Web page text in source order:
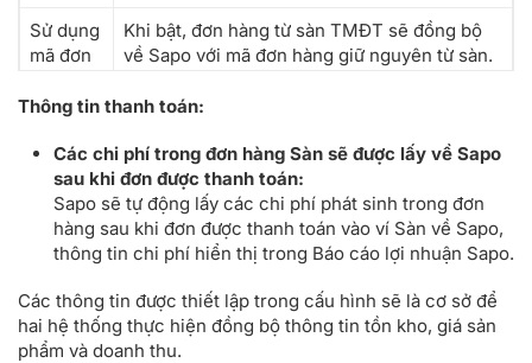
Sử dụng
mã đơn
Khi bật, đơn hàng từ sàn TMĐT sẽ đồng bộ
về Sapo với mã đơn hàng giữ nguyên từ sàn.
xác
nhận
hoàn
hàng
nhận đã hoàn hàng với những vận đơnĐang
hoàn hàngvà phiếu trả hàng
khi đó sản phẩm được cập nhật vào kho.
nhánh
nhận
đơn
Lựa chọn chi nhánh nhận đơn khi có đơn
hàng từ sàn TMĐT.
Thông tin thanh toán:
Các chi phí trong đơn hàng Sàn sẽ được lấy về Sapo
sau khi đơn được thanh toán:
Sapo sẽ tự động lấy các chi phí phát sinh trong đơn
hàng sau khi đơn được thanh toán vào ví Sàn về Sapo,
thông tin chi phí hiển thị trong Báo cáo lợi nhuận Sapo.
Các thông tin được thiết lập trong cấu hình sẽ là cơ sở để
hai hệ thống thực hiện đồng bộ thông tin tồn kho, giá sản
phẩm và doanh thu.